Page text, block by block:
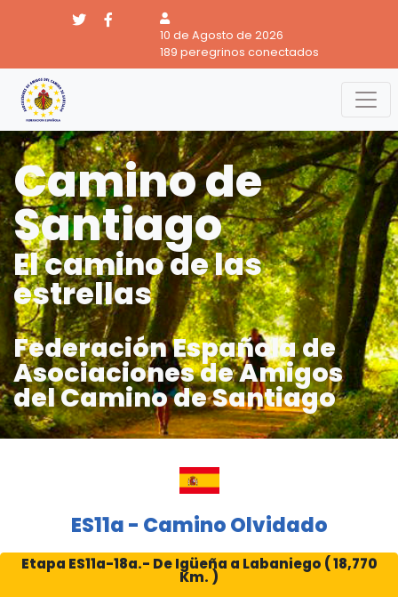
10 de Agosto de 2026
189 peregrinos conectados
Camino de
Santiago
El camino de las
estrellas
Federación Española de
Asociaciones de Amigos
del Camino de Santiago
ES11a - Camino Olvidado
Etapa ES11a-18a.- De Igüeña a Labaniego ( 18,770
Km. )